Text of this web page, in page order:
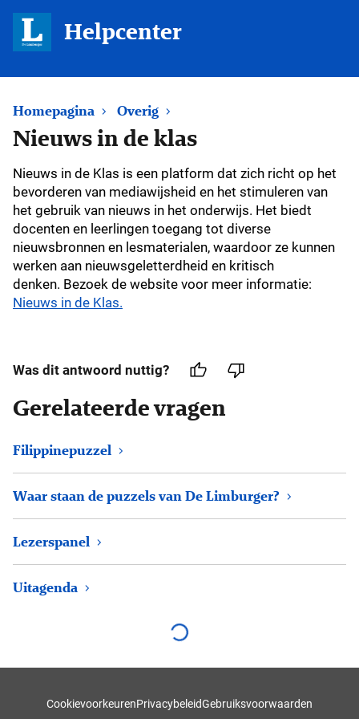
Helpcenter
Homepagina Overig
Nieuws in de klas
Nieuws in de Klas is een platform dat zich richt op het
bevorderen van mediawijsheid en het stimuleren van
het gebruik van nieuws in het onderwijs. Het biedt
docenten en leerlingen toegang tot diverse
nieuwsbronnen en lesmaterialen, waardoor ze kunnen
werken aan nieuwsgeletterdheid en kritisch
denken. Bezoek de website voor meer informatie:
Nieuws in de Klas.
Was dit antwoord nuttig?
Gerelateerde vragen
Filippinepuzzel
Waar staan de puzzels van De Limburger?
Lezerspanel
Uitagenda
CookievoorkeurenPrivacybeleidGebruiksvoorwaarden